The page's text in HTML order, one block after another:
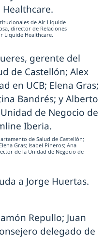
de Air Liquide
director de Relaciones
Liquide Healthcare.
de Salud de Castellón;
Gras; Isabel Pineros; Ana
de la Unidad de Negocio de